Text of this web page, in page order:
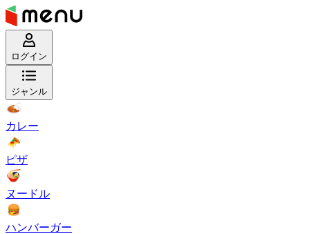
ログイン
ジャンル
カレー
ピザ
ヌードル
ハンバーガー